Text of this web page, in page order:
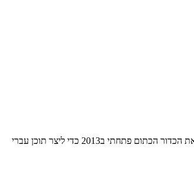
התחלתי את הרומן שלי עם הNBA אי שם בסוף שנות השמונים. בחרתי לאהוד את גולדן סטייט כי רציתי להיות מיוחד. 24 שנות סבל אחרי אותה בחירה זה השתלם בגדול! את הכדור הכתום פתחתי ב2013 כדי ליצר תוכן עברי